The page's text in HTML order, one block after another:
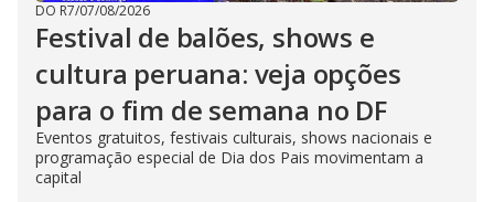
DO R7/07/08/2026
Festival de balões, shows e
cultura peruana: veja opções
para o fim de semana no DF
Eventos gratuitos, festivais culturais, shows nacionais e
programação especial de Dia dos Pais movimentam a
capital